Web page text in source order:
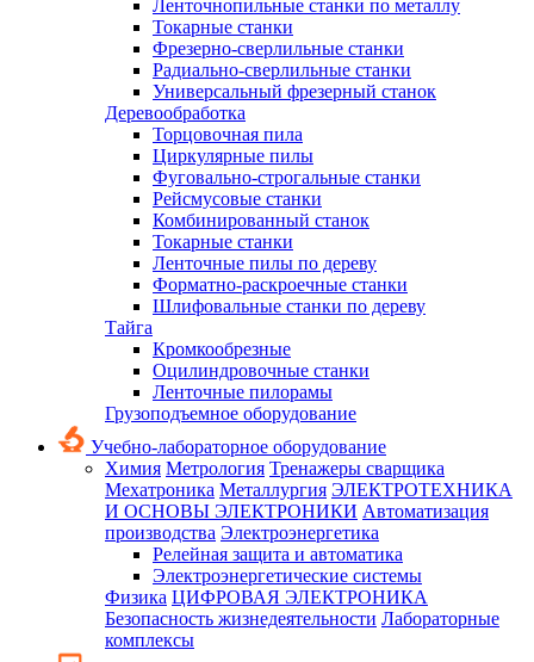
Ленточнопильные станки по металлу
Токарные станки
Фрезерно-сверлильные станки
Радиально-сверлильные станки
Универсальный фрезерный станок
Деревообработка
Торцовочная пила
Циркулярные пилы
Фуговально-строгальные станки
Рейсмусовые станки
Комбинированный станок
Токарные станки
Ленточные пилы по дереву
Форматно-раскроечные станки
Шлифовальные станки по дереву
Тайга
Кромкообрезные
Оцилиндровочные станки
Ленточные пилорамы
Грузоподъемное оборудование
Учебно-лабораторное оборудование
Химия Метрология Тренажеры сварщика
Мехатроника Металлургия ЭЛЕКТРОТЕХНИКА
И ОСНОВЫ ЭЛЕКТРОНИКИ Автоматизация
производства Электроэнергетика
Релейная защита и автоматика
Электроэнергетические системы
Физика ЦИФРОВАЯ ЭЛЕКТРОНИКА
Безопасность жизнедеятельности Лабораторные
комплексы